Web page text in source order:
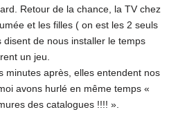
Retour de la chance, la TV chez
et les filles ( on est les 2 seuls
disent de nous installer le temps
un jeu.
minutes après, elles entendent nos
avons hurlé en même temps «
des catalogues !!!! ».